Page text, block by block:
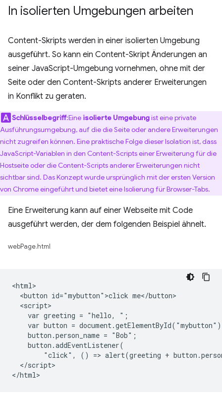
In isolierten Umgebungen arbeiten
Content-Skripts werden in einer isolierten Umgebung
ausgeführt. So kann ein Content-Skript Änderungen an
seiner JavaScript-Umgebung vornehmen, ohne mit der
Seite oder den Content-Skripts anderer Erweiterungen
in Konflikt zu geraten.
Schlüsselbegriff:Eine isolierte Umgebungist eine private
Ausführungsumgebung, auf die die Seite oder andere Erweiterungen
nicht zugreifen können. Eine praktische Folge dieser Isolation ist, dass
JavaScript-Variablen in den Content-Scripts einer Erweiterung für die
Hostseite oder die Content-Scripts anderer Erweiterungen nicht
sichtbar sind. Das Konzept wurde ursprünglich mit der ersten Version
von Chrome eingeführt und bietet eine Isolierung für Browser-Tabs.
Eine Erweiterung kann auf einer Webseite mit Code
ausgeführt werden, der dem folgenden Beispiel ähnelt.
webPage.html
<html>
  <button id="mybutton">click me</button>
  <script>
    var greeting = "hello, ";
var button =
    button.person_name = "Bob";
    button.addEventListener(
"click", () => alert(greeting +
  </script>